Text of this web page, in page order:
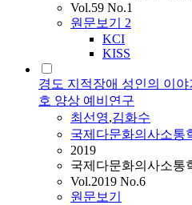
Vol.59 No.1
원문보기 2
KCI
KISS
경도 지적장애 성인의 이
호 양상 예비연구
최선영,김화수
국제다문화의사소통
2019
국제다문화의사소통
Vol.2019 No.6
원문보기